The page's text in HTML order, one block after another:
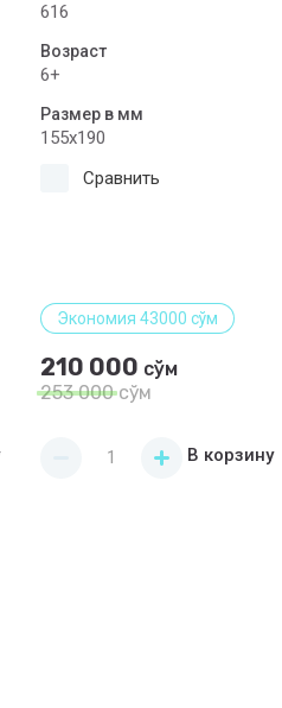
616
Возраст
6+
Размер в мм
155х190
Сравнить
Экономия 43000 сўм
210 000 сўм
253 000сўм
В корзину